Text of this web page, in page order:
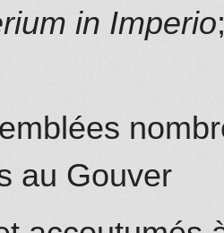
in Imperio
au Gouver